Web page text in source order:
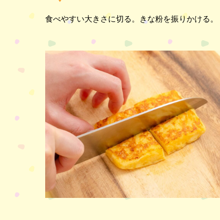
食べやすい大きさに切る。きな粉を振りかける。